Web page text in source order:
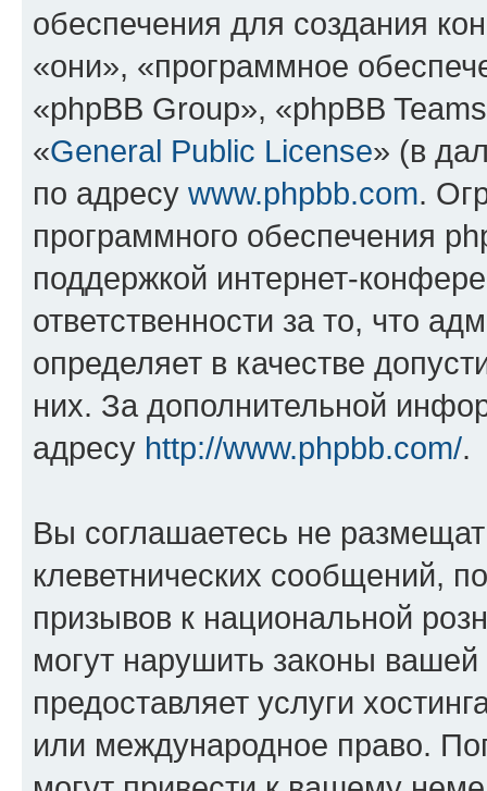
обеспечения для создания
«они», «программное
«phpBB Group», «phpBB
«General Public License» (в
по адресу www.phpbb.com.
программного обеспечения
поддержкой интернет-
ответственности за то, что
определяет в качестве
них. За дополнительной
адресу http://www.phpbb.com/.
Вы соглашаетесь не
клеветнических сообщений,
призывов к национальной
могут нарушить законы
предоставляет услуги
или международное право.